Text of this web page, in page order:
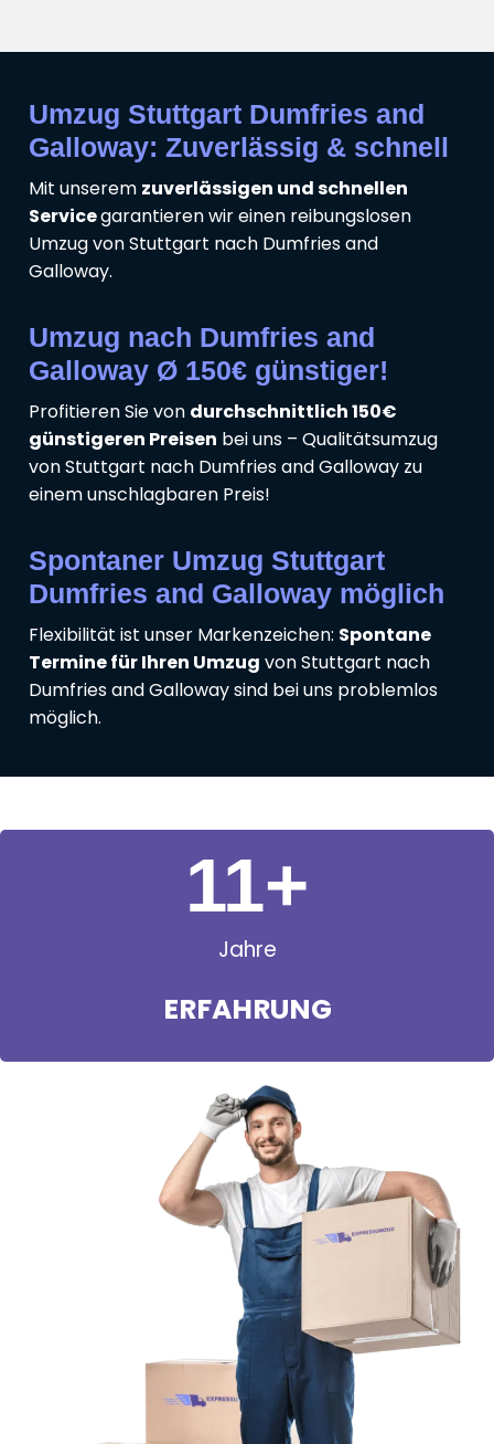
Umzug Stuttgart Dumfries and
Galloway: Zuverlässig & schnell
Mit unserem zuverlässigen und schnellen
Servicegarantieren wir einen reibungslosen
Umzug von Stuttgart nach Dumfries and
Galloway.
Umzug nach Dumfries and
Galloway Ø 150€ günstiger!
Profitieren Sie von durchschnittlich 150€
günstigeren Preisen bei uns – Qualitätsumzug
von Stuttgart nach Dumfries and Galloway zu
einem unschlagbaren Preis!
Spontaner Umzug Stuttgart
Dumfries and Galloway möglich
Flexibilität ist unser Markenzeichen: Spontane
Termine für Ihren Umzug von Stuttgart nach
Dumfries and Galloway sind bei uns problemlos
möglich.
Jahre
ERFAHRUNG
11+